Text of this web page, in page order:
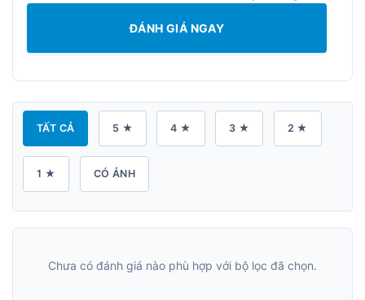
ĐÁNH GIÁ NGAY
TẤT CẢ 5 ★ 4 ★ 3 ★ 2 ★
1 ★ CÓ ẢNH
Chưa có đánh giá nào phù hợp với bộ lọc đã chọn.